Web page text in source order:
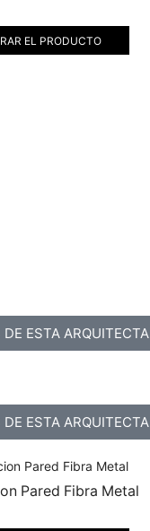
EL PRODUCTO
ESTA ARQUITECTA
ESTA ARQUITECTA
Pared Fibra Metal